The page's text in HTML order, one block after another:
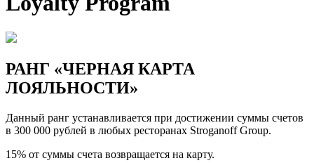
РАНГ «ЧЕРНАЯ КАРТА
ЛОЯЛЬНОСТИ»
Данный ранг устанавливается при достижении суммы счетов
в 300 000 рублей в любых ресторанах Stroganoff Group.
15% от суммы счета возвращается на карту.